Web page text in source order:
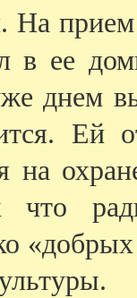
На
в ее
днем
Ей
на
что